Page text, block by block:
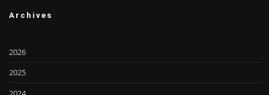
Archives
2026
2025